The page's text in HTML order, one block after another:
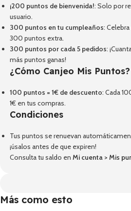
¡200 puntos de bienvenida!: Solo por
usuario.
300 puntos en tu cumpleaños:
300 puntos extra.
300 puntos por cada 5 pedidos:
más puntos ganas!
¿Cómo Canjeo Mis Puntos?
100 puntos = 1€ de descuento: Cada
1€ en tus compras.
Condiciones
Tus puntos se renuevan
¡úsalos antes de que expiren!
Consulta tu saldo en Mi cuenta > Mis
Más como esto